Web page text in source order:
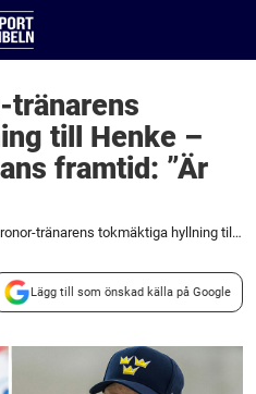
tränarens
till Henke –
framtid: ”Är
Förre Tre Kronor-tränarens tokmäktiga hyllning till Henke – och domen om hans framtid: ”Är säker på...”
Lägg till som önskad källa på Google